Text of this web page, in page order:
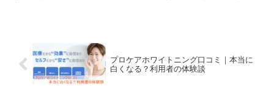
プロケアホワイトニング口コミ｜本当に
白くなる？利用者の体験談